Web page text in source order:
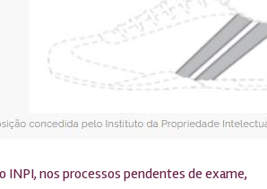
INPI, nos processos pendentes de exame,